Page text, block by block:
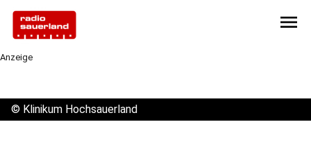
menu
Anzeige
© Klinikum Hochsauerland